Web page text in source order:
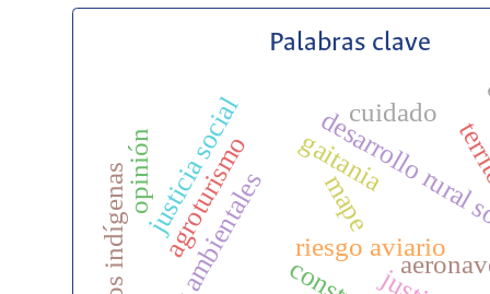
Palabras clave
riesgo aviario
gaitania
agroturismo desarrollo
justicia social cuidado
opinión mape